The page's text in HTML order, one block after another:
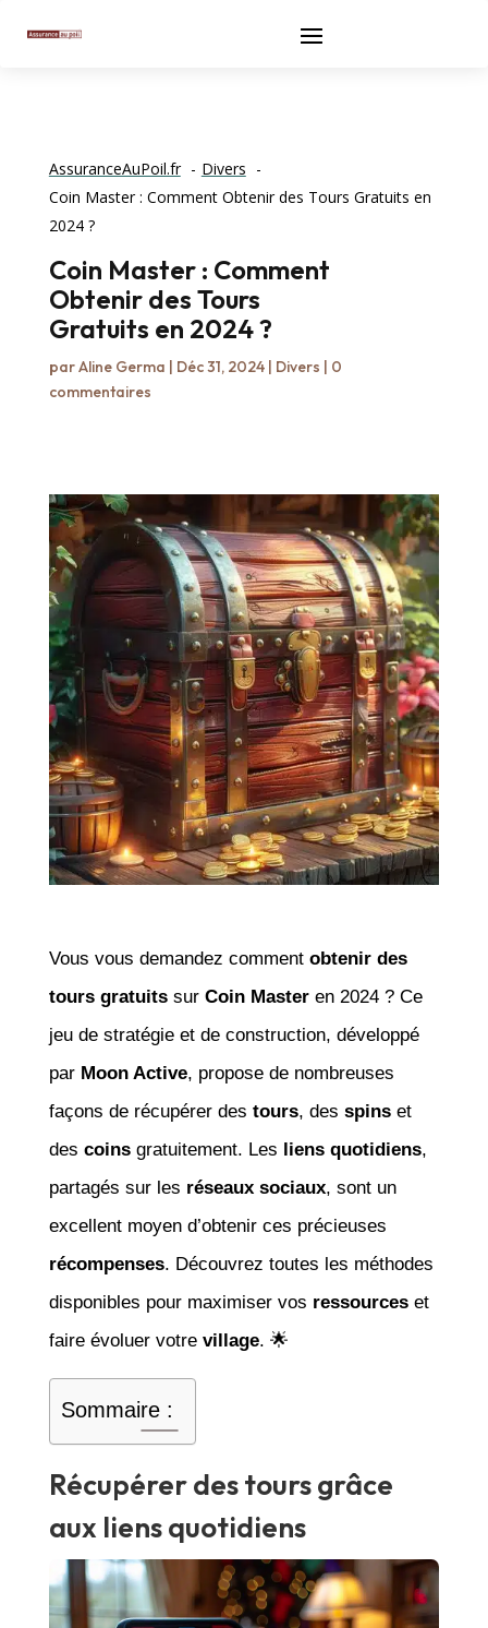
AssuranceAuPoil.fr
Divers
Coin Master : Comment Obtenir des Tours Gratuits en
2024 ?
Coin Master : Comment
Obtenir des Tours
Gratuits en 2024 ?
parAline Germa | Déc 31, 2024| Divers | 0
commentaires
Vous vous demandez comment obtenir des
tours gratuitssur Coin Masteren 2024 ? Ce
jeu de stratégie et de construction, développé
par Moon Active, propose de nombreuses
façons de récupérer des tours, des spinset
des coinsgratuitement. Les liens quotidiens,
partagés sur les réseaux sociaux, sont un
excellent moyen d’obtenir ces précieuses
récompenses. Découvrez toutes les méthodes
disponibles pour maximiser vos ressourceset
faire évoluer votre village. 🌟
Sommaire :
Récupérer des tours grâce
aux liens quotidiens